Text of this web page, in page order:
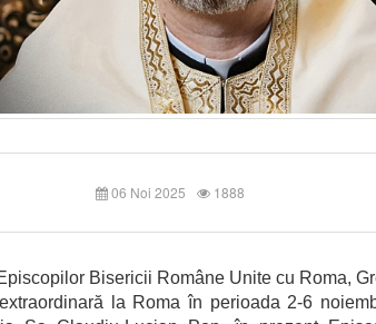
06 Noi 2025 1888
Bisericii Române Unite cu Roma,
la Roma în perioada 2-6